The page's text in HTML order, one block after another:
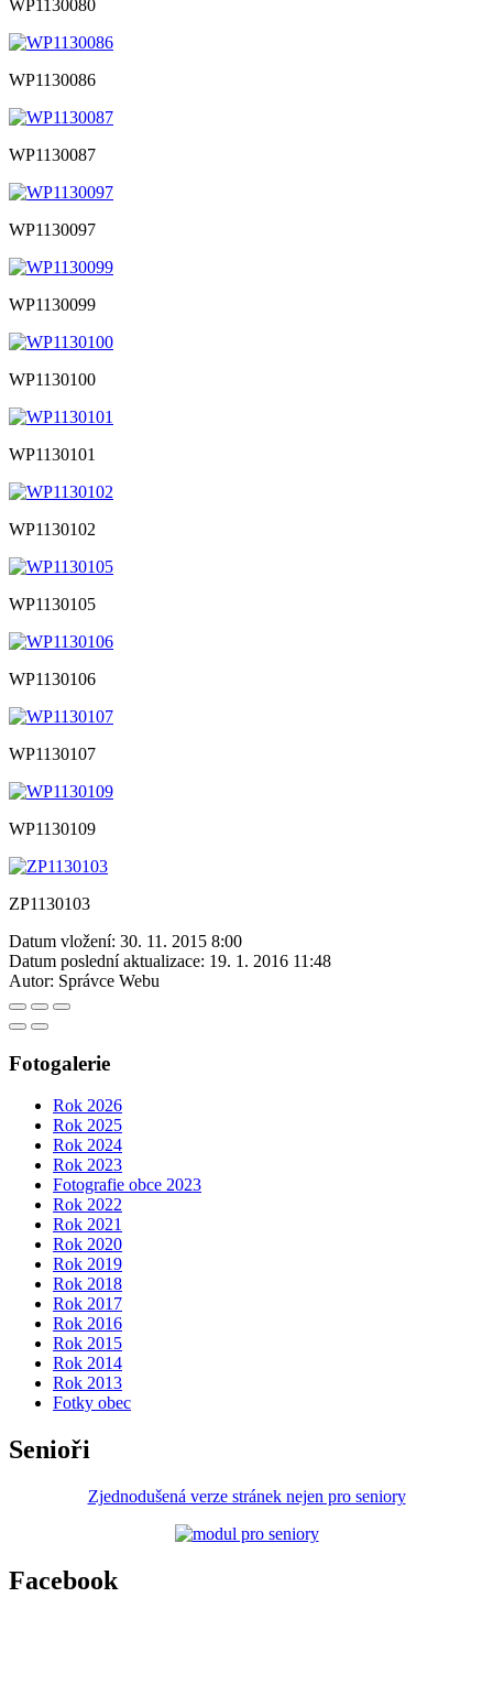
WP1130080
WP1130086
WP1130087
WP1130097
WP1130099
WP1130100
WP1130101
WP1130102
WP1130105
WP1130106
WP1130107
WP1130109
ZP1130103
Datum vložení: 30. 11. 2015 8:00
Datum poslední aktualizace: 19. 1. 2016 11:48
Autor: Správce Webu
Fotogalerie
Rok 2026
Rok 2025
Rok 2024
Rok 2023
Fotografie obce 2023
Rok 2022
Rok 2021
Rok 2020
Rok 2019
Rok 2018
Rok 2017
Rok 2016
Rok 2015
Rok 2014
Rok 2013
Fotky obec
Senioři
Zjednodušená verze stránek nejen pro seniory
Facebook